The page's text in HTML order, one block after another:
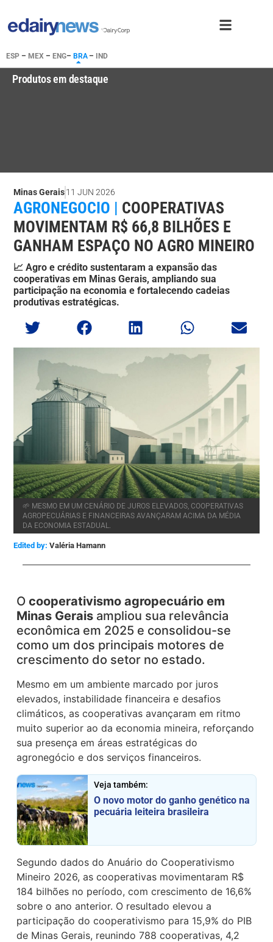
ESP – MEX – ENG– BRA– IND
Produtos em destaque
Minas Gerais11 JUN 2026
AGRONEGOCIO | COOPERATIVAS
MOVIMENTAM R$ 66,8 BILHÕES E
GANHAM ESPAÇO NO AGRO MINEIRO
📈 Agro e crédito sustentaram a expansão das
cooperativas em Minas Gerais, ampliando sua
participação na economia e fortalecendo cadeias
produtivas estratégicas.
🌱 MESMO EM UM CENÁRIO DE JUROS ELEVADOS, COOPERATIVAS
AGROPECUÁRIAS E FINANCEIRAS AVANÇARAM ACIMA DA MÉDIA
DA ECONOMIA ESTADUAL.
Edited by: Valéria Hamann
Ocooperativismo agropecuário em
Minas Gerais ampliou sua relevância
econômica em 2025 e consolidou-se
como um dos principais motores de
crescimento do setor no estado.
Mesmo em um ambiente marcado por juros
elevados, instabilidade financeira e desafios
climáticos, as cooperativas avançaram em ritmo
muito superior ao da economia mineira, reforçando
sua presença em áreas estratégicas do
agronegócio e dos serviços financeiros.
Veja também:
O novo motor do ganho genético na
pecuária leiteira brasileira
Segundo dados do Anuário do Cooperativismo
Mineiro 2026, as cooperativas movimentaram R$
184 bilhões no período, com crescimento de 16,6%
sobre o ano anterior. O resultado elevou a
participação do cooperativismo para 15,9% do PIB
de Minas Gerais, reunindo 788 cooperativas, 4,2